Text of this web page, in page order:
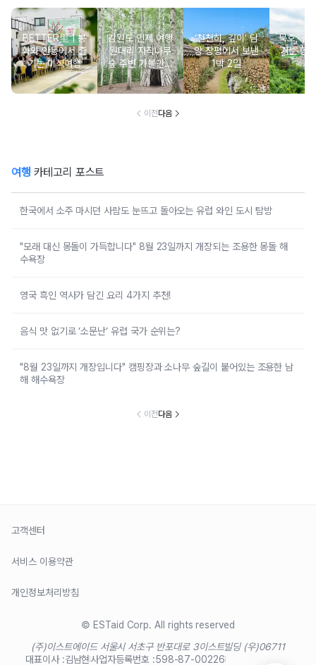
BETTER里ㅣ봉
화와 안동에서 즐
기는 미식여행
강원도 인제 여행
원대리 자작나무
숲 주변 가볼만한
곳 추천 :: 인제 자
작나무 숲, 자작나
인환문학관, 책방
‘천천히, 깊이’ 담
양 창평에서 보낸
1박 2일
묵호, 걸
기는 항
여
이전다음
여행 카테고리 포스트
한국에서 소주 마시던 사람도 눈뜨고 돌아오는 유럽 와인 도시 탐방
"모래 대신 몽돌이 가득합니다" 8월 23일까지 개장되는 조용한 몽돌 해
수욕장
영국 흑인 역사가 담긴 요리 4가지 추천!
음식 맛 없기로 ‘소문난’ 유럽 국가 순위는?
"8월 23일까지 개장입니다" 캠핑장과 소나무 숲길이 붙어있는 조용한 남
해 해수욕장
이전다음
고객센터
서비스 이용약관
개인정보처리방침
© ESTaid Corp. All rights reserved
(주)이스트에이드 서울시 서초구 반포대로 3이스트빌딩 (우)06711
대표이사 :김남현사업자등록번호 :598-87-00226